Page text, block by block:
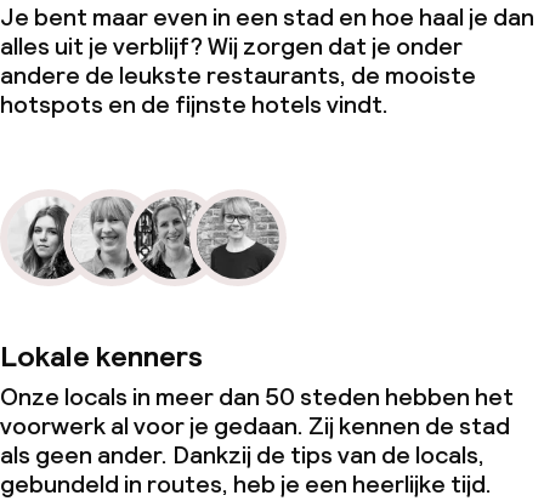
Je bent maar even in een stad en hoe haal je dan
alles uit je verblijf? Wij zorgen dat je onder
andere de leukste restaurants, de mooiste
hotspots en de fijnste hotels vindt.
Lokale kenners
Onze locals in meer dan 50 steden hebben het
voorwerk al voor je gedaan. Zij kennen de stad
als geen ander. Dankzij de tips van de locals,
gebundeld in routes, heb je een heerlijke tijd.